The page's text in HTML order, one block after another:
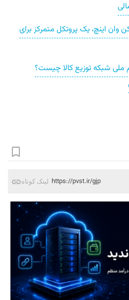
وان اینچ، یک پروتکل متمرکز برای
ملی شبکه توزیع کالا چیست؟
لینک کوتاه https://pvst.ir/gjp